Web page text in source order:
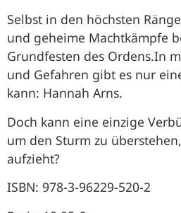
Selbst in den höchsten
und geheime Machtkämpfe
Grundfesten des Ordens.In
und Gefahren gibt es nur
kann: Hannah Arns.
Doch kann eine einzige
um den Sturm zu
aufzieht?
ISBN: 978-3-96229-520-2